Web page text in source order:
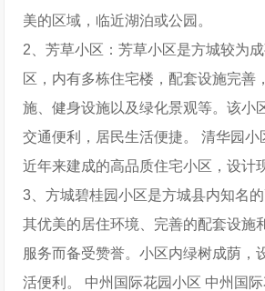
美的区域，临近湖泊或公园。
2、芳草小区：芳草小区是方城较为
区，内有多栋住宅楼，配套设施完善
施、健身设施以及绿化景观等。该小
交通便利，居民生活便捷。 清华园小
近年来建成的高品质住宅小区，设计
3、方城碧桂园小区是方城县内知名
其优美的居住环境、完善的配套设施
服务而备受赞誉。小区内绿树成荫，
活便利。 中州国际花园小区 中州国